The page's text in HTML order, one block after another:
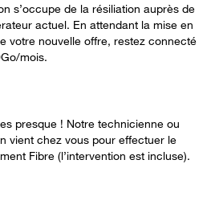
s’occupe de la résiliation auprès de
actuel. En attendant la mise en
votre nouvelle offre, restez connecté
mois.
presque ! Notre technicienne ou
vient chez vous pour effectuer le
Fibre (l’intervention est incluse).